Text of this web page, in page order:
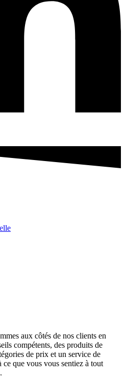
aux côtés de nos clients en
compétents, des produits de
de prix et un service de
que vous vous sentiez à tout